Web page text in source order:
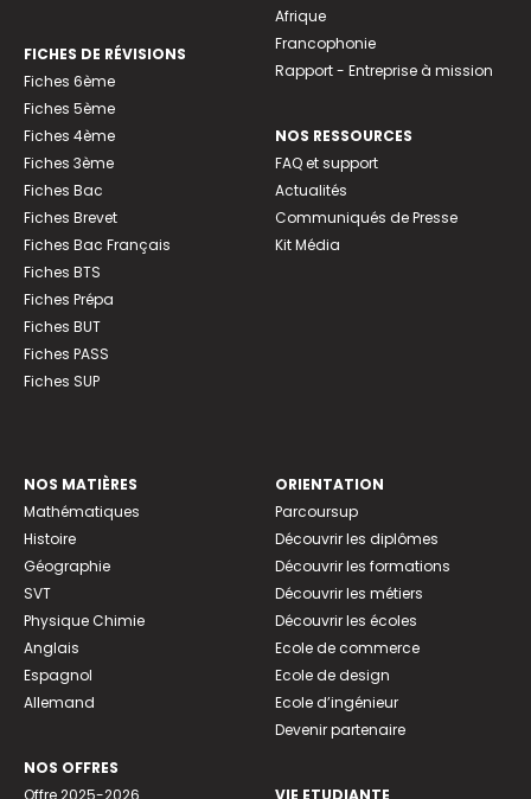
FICHES DE RÉVISIONS
Fiches 6ème
Fiches 5ème
Fiches 4ème
Fiches 3ème
Fiches Bac
Fiches Brevet
Fiches Bac Français
Fiches BTS
Fiches Prépa
Fiches BUT
Fiches PASS
Fiches SUP
Afrique
Francophonie
Rapport - Entreprise à mission
NOS RESSOURCES
FAQ et support
Actualités
Communiqués de Presse
Kit Média
NOS MATIÈRES
Mathématiques
Histoire
Géographie
SVT
Physique Chimie
Anglais
Espagnol
Allemand
NOS OFFRES
Offre 2025-2026
ORIENTATION
Parcoursup
Découvrir les diplômes
Découvrir les formations
Découvrir les métiers
Découvrir les écoles
Ecole de commerce
Ecole de design
Ecole d’ingénieur
Devenir partenaire
VIE ETUDIANTE